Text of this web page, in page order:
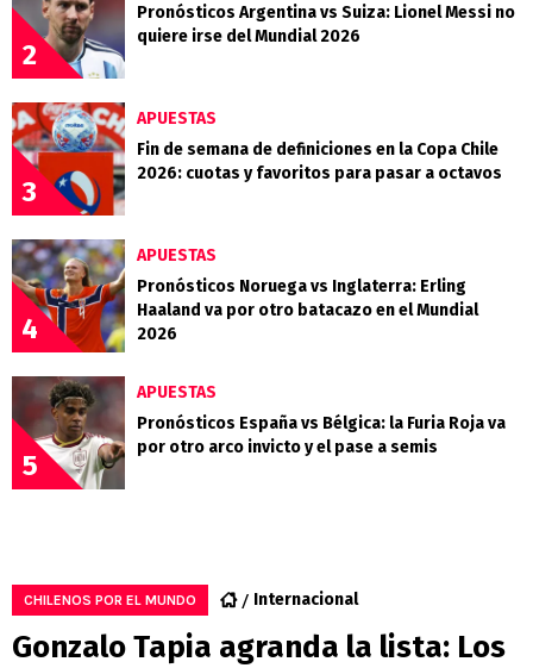
2
Pronósticos Argentina vs Suiza: Lionel Messi no
quiere irse del Mundial 2026
3
APUESTAS
Fin de semana de definiciones en la Copa Chile
2026: cuotas y favoritos para pasar a octavos
4
APUESTAS
Pronósticos Noruega vs Inglaterra: Erling
Haaland va por otro batacazo en el Mundial
2026
5
APUESTAS
Pronósticos España vs Bélgica: la Furia Roja va
por otro arco invicto y el pase a semis
CHILENOS POR EL MUNDO Internacional
Gonzalo Tapia agranda la lista: Los